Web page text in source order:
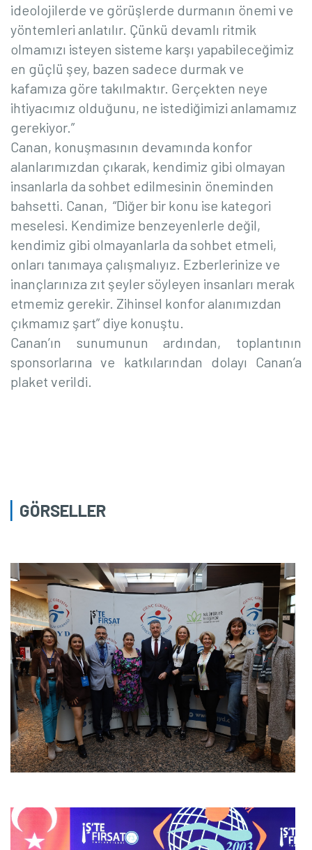
ideolojilerde ve görüşlerde durmanın önemi ve
yöntemleri anlatılır. Çünkü devamlı ritmik
olmamızı isteyen sisteme karşı yapabileceğimiz
en güçlü şey, bazen sadece durmak ve
kafamıza göre takılmaktır. Gerçekten neye
ihtiyacımız olduğunu, ne istediğimizi anlamamız
gerekiyor.”
Canan, konuşmasının devamında konfor
alanlarımızdan çıkarak, kendimiz gibi olmayan
insanlarla da sohbet edilmesinin öneminden
bahsetti. Canan, “Diğer bir konu ise kategori
meselesi. Kendimize benzeyenlerle değil,
kendimiz gibi olmayanlarla da sohbet etmeli,
onları tanımaya çalışmalıyız. Ezberlerinize ve
inançlarınıza zıt şeyler söyleyen insanları merak
etmemiz gerekir. Zihinsel konfor alanımızdan
çıkmamız şart” diye konuştu.
Canan’ın sunumunun ardından, toplantının
sponsorlarına ve katkılarından dolayı Canan’a
plaket verildi.
GÖRSELLER